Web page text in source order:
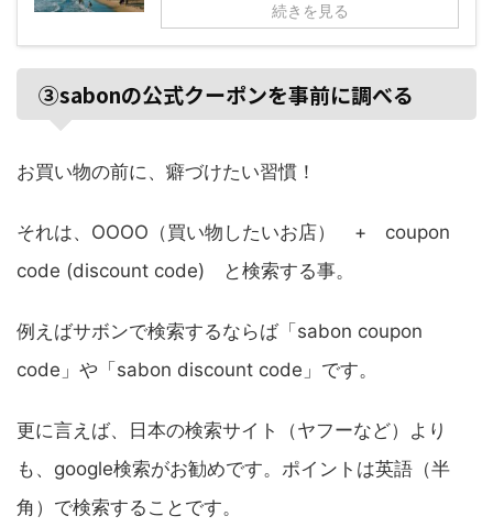
続きを見る
③sabonの公式クーポンを事前に調べる
お買い物の前に、癖づけたい習慣！
それは、OOOO（買い物したいお店） + coupon
code (discount code) と検索する事。
例えばサボンで検索するならば「sabon coupon
code」や「sabon discount code」です。
更に言えば、日本の検索サイト（ヤフーなど）より
も、google検索がお勧めです。ポイントは英語（半
角）で検索することです。